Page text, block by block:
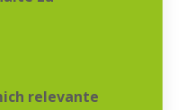
relevante